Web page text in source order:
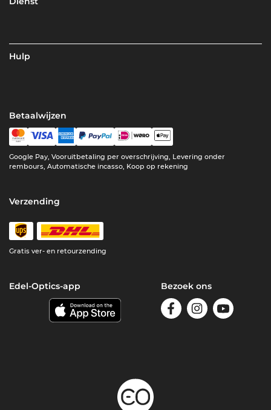
Hulp
Betaalwijzen
Google Pay, Vooruitbetaling per overschrijving, Levering onder
rembours, Automatische incasso, Koop op rekening
Verzending
Gratis ver- en retourzending
Edel-Optics-app Bezoek ons